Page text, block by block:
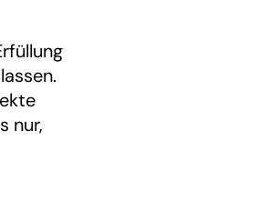
nur,